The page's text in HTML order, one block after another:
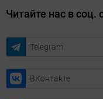
Читайте нас в соц.
Telegram
ВКонтакте